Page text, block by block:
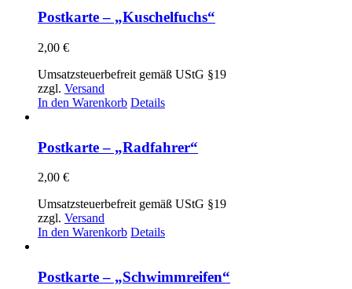
Postkarte – „Kuschelfuchs“
2,00 €
Umsatzsteuerbefreit gemäß UStG §19
zzgl. Versand
In den Warenkorb Details
Postkarte – „Radfahrer“
2,00 €
Umsatzsteuerbefreit gemäß UStG §19
zzgl. Versand
In den Warenkorb Details
Postkarte – „Schwimmreifen“